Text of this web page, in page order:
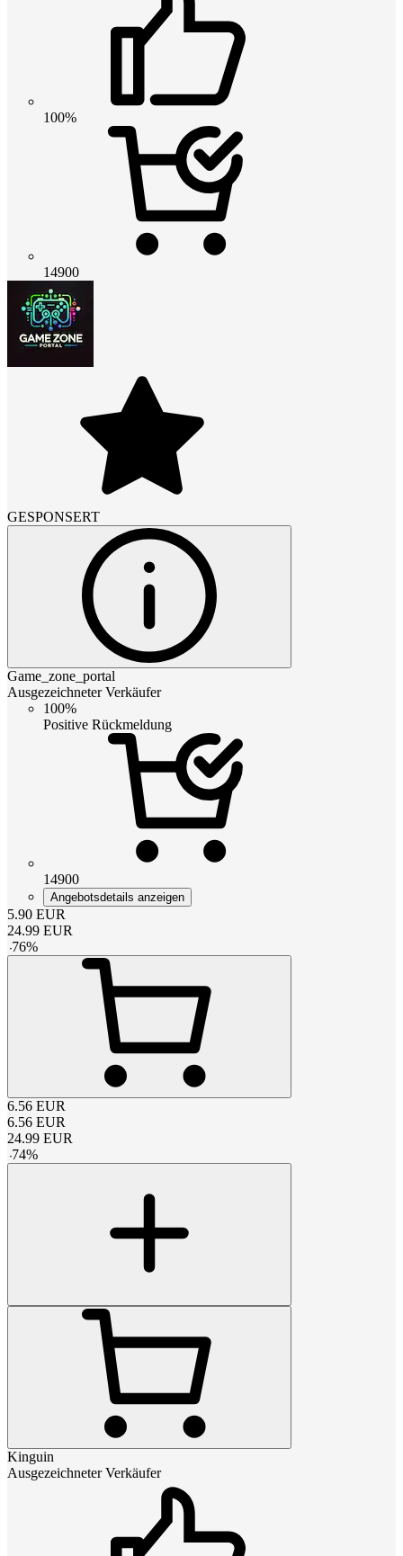
100%
14900
GESPONSERT
Game_zone_portal
Ausgezeichneter Verkäufer
100%
Positive Rückmeldung
14900
Angebotsdetails anzeigen
5.90 EUR
24.99 EUR
-76%
6.56 EUR
6.56 EUR
24.99 EUR
-74%
Kinguin
Ausgezeichneter Verkäufer